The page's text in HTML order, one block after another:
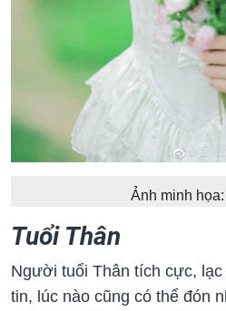
Ảnh minh
Tuổi Thân
Người tuổi Thân tích cực,
tin, lúc nào cũng có thể đón